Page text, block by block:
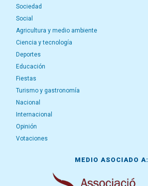
Sociedad
Social
Agricultura y medio ambiente
Ciencia y tecnología
Deportes
Educación
Fiestas
Turismo y gastronomía
Nacional
Internacional
Opinión
Votaciones
MEDIO ASOCIADO A: